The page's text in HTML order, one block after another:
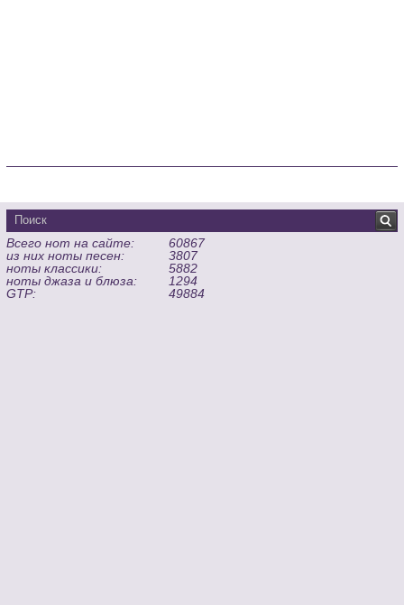
Всего нот на сайте:
60867
из них ноты песен:
3807
ноты классики:
5882
ноты джаза и блюза:
1294
GTP:
49884